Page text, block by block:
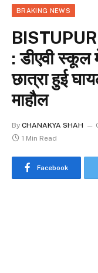
BRAKING NEWS
: डीएवी स्कूल
छात्रा हुई
माहौल
By CHANAKYA SHAH
1 Min Read
Facebook